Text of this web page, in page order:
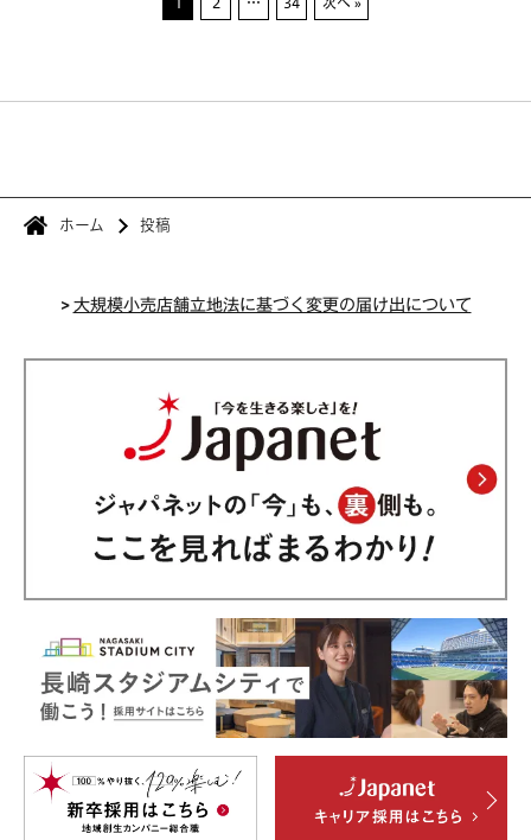
ホーム 投稿
>大規模小売店舗立地法に基づく変更の届け出について